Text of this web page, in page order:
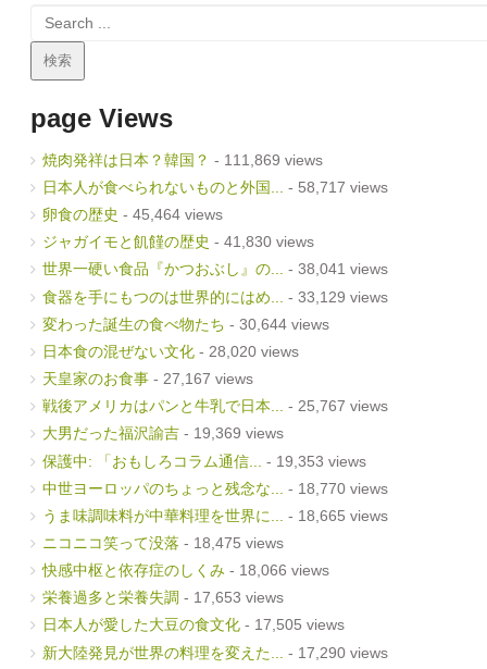
page Views
焼肉発祥は日本？韓国？ - 111,869 views
日本人が食べられないものと外国...
- 58,717 views
卵食の歴史 - 45,464 views
ジャガイモと飢饉の歴史 - 41,830 views
世界一硬い食品『かつおぶし』の... - 38,041 views
食器を手にもつのは世界的にはめ...
- 33,129 views
変わった誕生の食べ物たち - 30,644 views
日本食の混ぜない文化 - 28,020 views
天皇家のお食事 - 27,167 views
戦後アメリカはパンと牛乳で日本... - 25,767 views
大男だった福沢諭吉 - 19,369 views
保護中: 「おもしろコラム通信...
- 19,353 views
中世ヨーロッパのちょっと残念な...
- 18,770 views
うま味調味料が中華料理を世界に...
- 18,665 views
ニコニコ笑って没落 - 18,475 views
快感中枢と依存症のしくみ - 18,066 views
栄養過多と栄養失調 - 17,653 views
日本人が愛した大豆の食文化 - 17,505 views
新大陸発見が世界の料理を変えた...
- 17,290 views